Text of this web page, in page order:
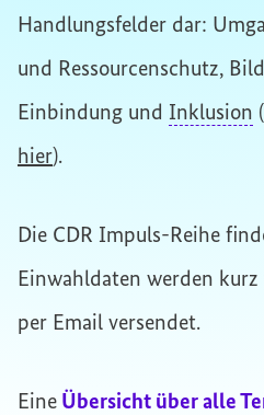
Handlungsfelder dar:
und Ressourcenschutz,
Einbindung und Inklusion
hier).
Die CDR Impuls-Reihe
Einwahldaten werden
per Email versendet.
Eine Übersicht über alle